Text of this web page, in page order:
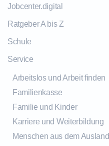
Jobcenter.digital
Ratgeber A bis Z
Schule
Service
Arbeitslos und Arbeit finden
Familienkasse
Familie und Kinder
Karriere und Weiterbildung
Menschen aus dem Ausland